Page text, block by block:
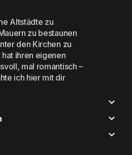
Altstädte zu
zu bestaunen
den Kirchen zu
ihren eigenen
mal romantisch –
ich hier mit dir